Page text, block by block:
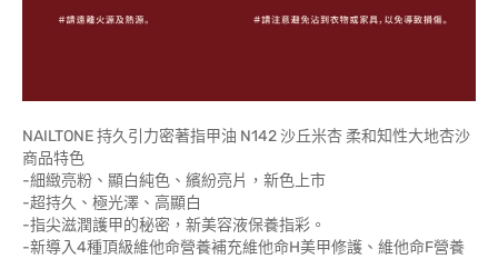
NAILTONE 持久引力密著指甲油 N142 沙丘米杏 柔和知性大地杏沙
商品特色
-細緻亮粉、顯白純色、繽紛亮片，新色上市
-超持久、極光澤、高顯白
-指尖滋潤護甲的秘密，新美容液保養指彩。
-新導入4種頂級維他命營養補充維他命H美甲修護、維他命F營養